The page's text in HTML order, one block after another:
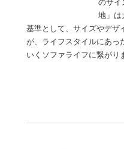
のサイ
地」は
基準として、サイズやデザ
が、ライフスタイルにあっ
いくソファライフに繋が